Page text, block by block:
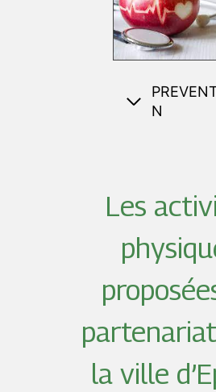
N
Les
la ville